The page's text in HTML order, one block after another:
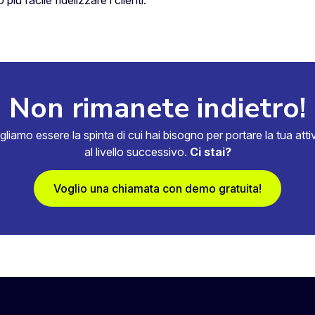
Non rimanete indietro!
essere la spinta di cui hai bisogno per portare la tua
al livello successivo. Ci stai?
Voglio una chiamata con demo gratuita!